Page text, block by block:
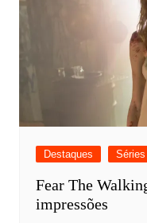
Destaques Séries
Fear The
impressões